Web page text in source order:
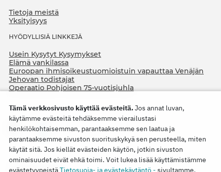
Tietoja meistä
Yksityisyys
HYÖDYLLISIÄ LINKKEJÄ
Usein Kysytyt Kysymykset
Elämä vankilassa
Euroopan ihmisoikeustuomioistuin vapauttaa Venäjän
Jehovan todistajat
Operaatio Pohjoisen 75-vuotisjuhla
Copyright © 2026
Tämä verkkosivusto käyttää evästeitä.Jos annat luvan,
käytämme evästeitä tehdäksemme vierailustasi
henkilökohtaisemman, parantaaksemme sen laatua ja
parantaaksemme sivuston suorituskykyä sen perusteella, miten
käytät sitä. Jos kiellät evästeiden käytön, jotkin sivuston
ominaisuudet eivät ehkä toimi. Voit lukea lisää käyttämistämme
evästetyypeistäTietosuoja- ja evästekäytäntö - sivultamme.